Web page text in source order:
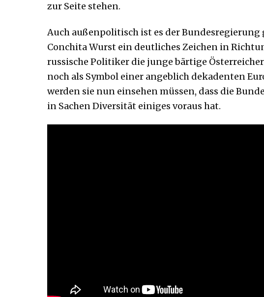
zur Seite stehen.
Auch außenpolitisch ist es der
Conchita Wurst ein deutliches Zeichen in
russische Politiker die junge bärtige
noch als Symbol einer angeblich dekadenten
werden sie nun einsehen müssen, dass die
in Sachen Diversität einiges voraus hat.